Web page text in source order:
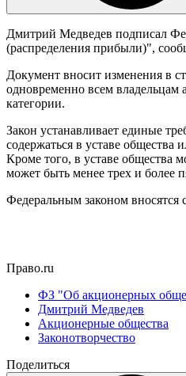
Дмитрий Медведев подписал
(распределения прибыли)",
Документ вносит изменения в
одновременно всем владельцам
категории.
Закон устанавливает единые
содержаться в уставе
Кроме того, в уставе общества
может быть менее трех и более
Федеральным законом
Право.ru
ФЗ "Об акционерных
Дмитрий Медведев
Акционерные общества
Законотворчество
Поделиться